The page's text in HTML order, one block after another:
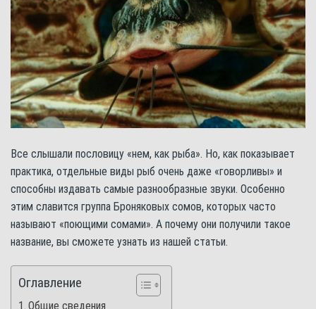
Все слышали пословицу «нем, как рыба». Но, как показывает
практика, отдельные виды рыб очень даже «говорливы» и
способны издавать самые разнообразные звуки. Особенно
этим славится группа Броняковых сомов, которых часто
называют «поющими сомами». А почему они получили такое
название, вы сможете узнать из нашей статьи.
Оглавление
Общие сведения